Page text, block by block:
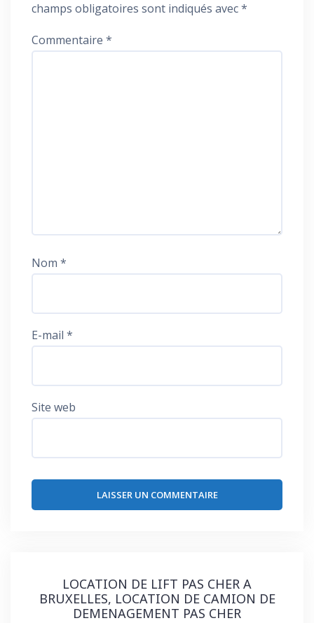
champs obligatoires sont indiqués avec*
Commentaire *
Nom *
E-mail *
Site web
LOCATION DE LIFT PAS CHER A
BRUXELLES, LOCATION DE CAMION DE
DEMENAGEMENT PAS CHER